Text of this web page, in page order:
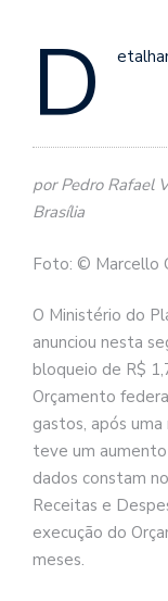
D
por Pedro Rafael
Brasília
Foto: © Marcello
O Ministério do
anunciou nesta
bloqueio de R$
Orçamento
gastos, após
teve um
dados constam
Receitas e
execução do
meses.